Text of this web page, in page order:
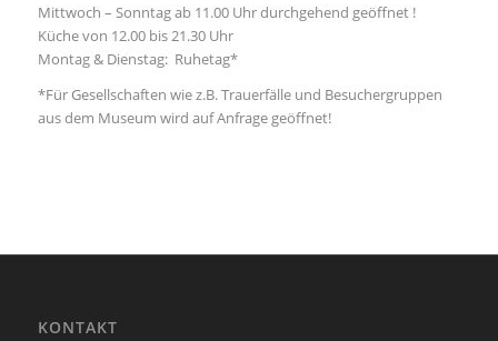
Mittwoch – Sonntag ab 11.00 Uhr durchgehend geöffnet !
Küche von 12.00 bis 21.30 Uhr
Montag & Dienstag: Ruhetag*
*Für Gesellschaften wie z.B. Trauerfälle und Besuchergruppen
aus dem Museum wird auf Anfrage geöffnet!
KONTAKT